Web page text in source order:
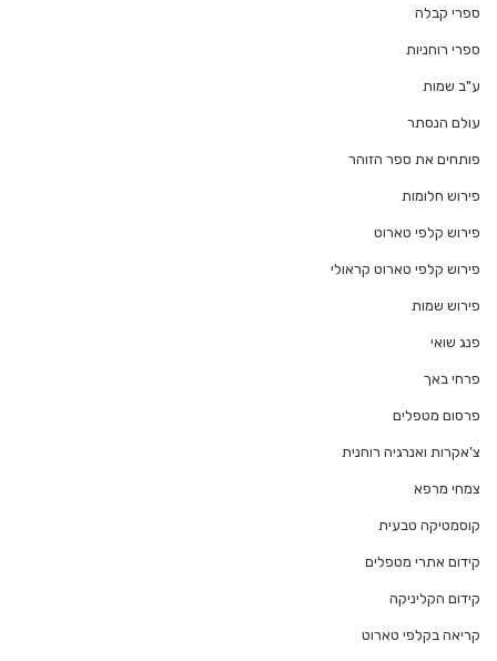
ספרי קבלה
ספרי רוחניות
ע"ב שמות
עולם הנסתר
פותחים את ספר הזוהר
פירוש חלומות
פירוש קלפי טארוט
פירוש קלפי טארוט קראולי
פירוש שמות
פנג שואי
פרחי באך
פרסום מטפלים
צ'אקרות ואנרגיה רוחנית
צמחי מרפא
קוסמטיקה טבעית
קידום אתרי מטפלים
קידום הקליניקה
קריאה בקלפי טארוט